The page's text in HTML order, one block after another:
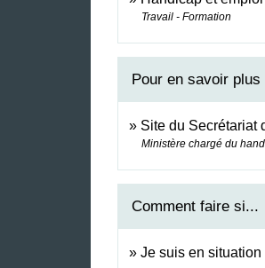
Travail - Formation
Pour en savoir plus
Site du Secrétariat
Ministère chargé du
Comment faire si...
Je suis en